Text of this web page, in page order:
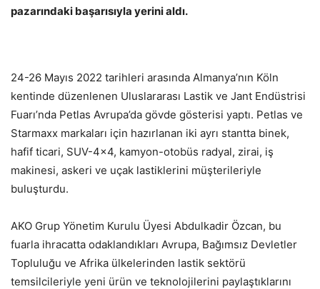
pazarındaki başarısıyla yerini aldı.
24-26 Mayıs 2022 tarihleri arasında Almanya’nın Köln
kentinde düzenlenen Uluslararası Lastik ve Jant Endüstrisi
Fuarı’nda Petlas Avrupa’da gövde gösterisi yaptı. Petlas ve
Starmaxx markaları için hazırlanan iki ayrı stantta binek,
hafif ticari, SUV-4×4, kamyon-otobüs radyal, zirai, iş
makinesi, askeri ve uçak lastiklerini müşterileriyle
buluşturdu.
AKO Grup Yönetim Kurulu Üyesi Abdulkadir Özcan, bu
fuarla ihracatta odaklandıkları Avrupa, Bağımsız Devletler
Topluluğu ve Afrika ülkelerinden lastik sektörü
temsilcileriyle yeni ürün ve teknolojilerini paylaştıklarını